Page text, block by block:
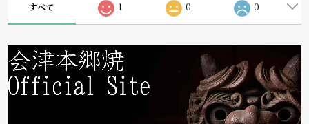
すべて 1 0 0